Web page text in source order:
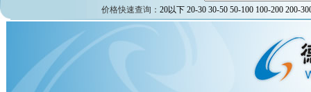
价格快速查询： 20以下 20-30 30-50 50-100 100-200 200-